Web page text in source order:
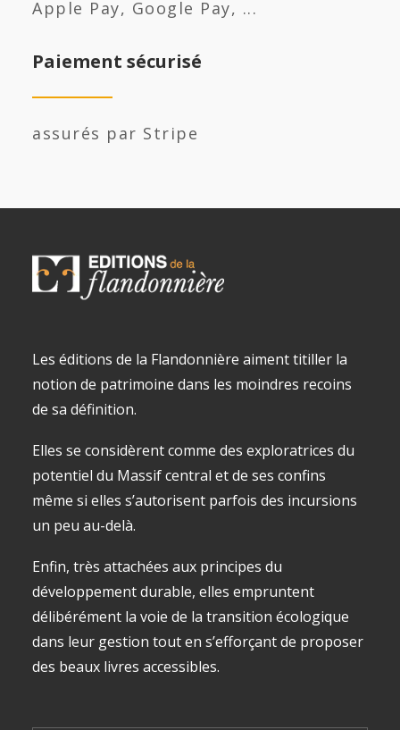
Apple Pay, Google Pay, ...
Paiement sécurisé
assurés par Stripe
Les éditions de la Flandonnière aiment titiller la
notion de patrimoine dans les moindres recoins
de sa définition.
Elles se considèrent comme des exploratrices du
potentiel du Massif central et de ses confins
même si elles s’autorisent parfois des incursions
un peu au-delà.
Enfin, très attachées aux principes du
développement durable, elles empruntent
délibérément la voie de la transition écologique
dans leur gestion tout en s’efforçant de proposer
des beaux livres accessibles.